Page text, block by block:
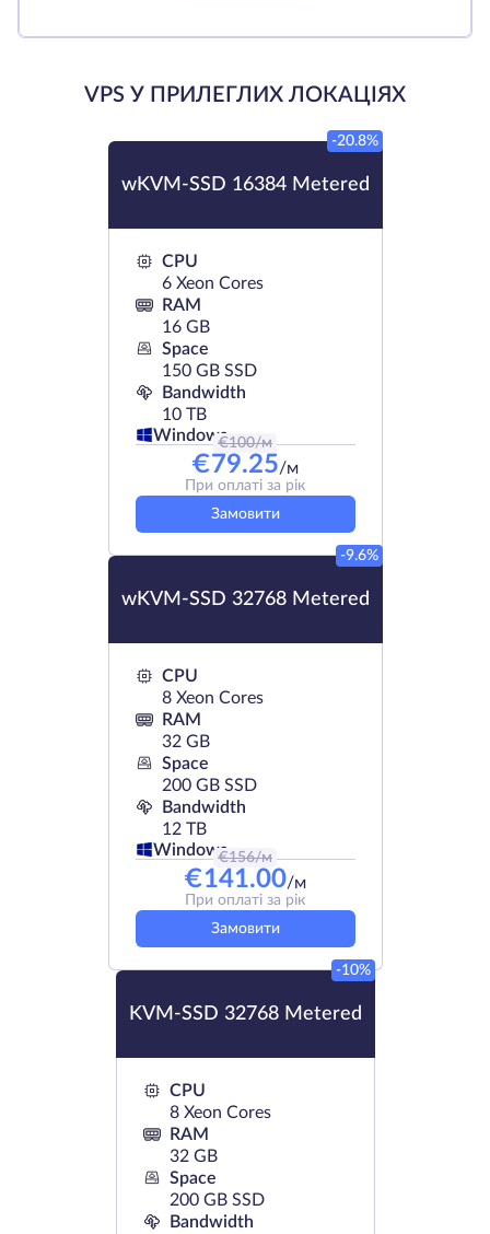
VPS У ПРИЛЕГЛИХ ЛОКАЦІЯХ
wKVM-SSD 16384 Metered
-20.8%
CPU
6 Xeon Cores
RAM
16 GB
Space
150 GB SSD
Bandwidth
10 TB
Windows
€100/м
€79.25/м
При оплаті за рік
Замовити
wKVM-SSD 32768 Metered
-9.6%
CPU
8 Xeon Cores
RAM
32 GB
Space
200 GB SSD
Bandwidth
12 TB
Windows
€156/м
€141.00/м
При оплаті за рік
Замовити
KVM-SSD 32768 Metered
-10%
CPU
8 Xeon Cores
RAM
32 GB
Space
200 GB SSD
Bandwidth